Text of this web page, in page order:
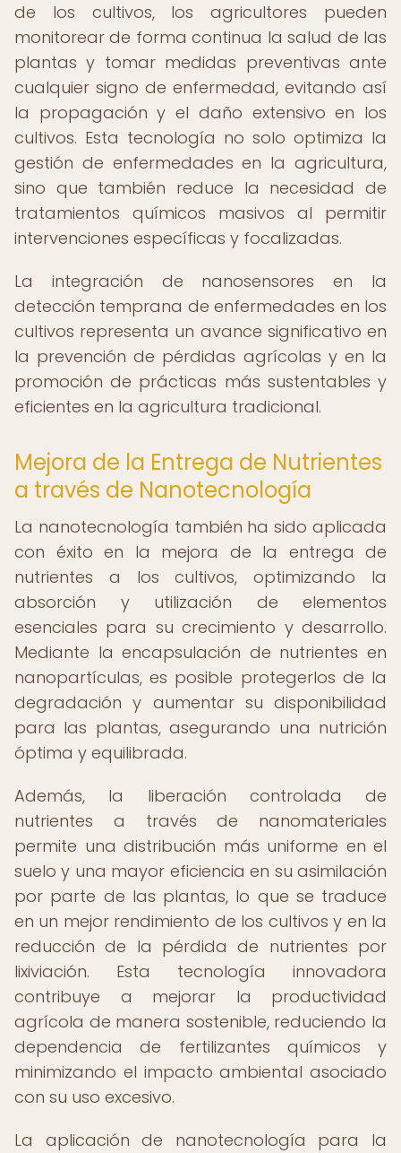
de los cultivos, los agricultores pueden
monitorear de forma continua la salud de las
plantas y tomar medidas preventivas ante
cualquier signo de enfermedad, evitando así
la propagación y el daño extensivo en los
cultivos. Esta tecnología no solo optimiza la
gestión de enfermedades en la agricultura,
sino que también reduce la necesidad de
tratamientos químicos masivos al permitir
intervenciones específicas y focalizadas.
La integración de nanosensores en la
detección temprana de enfermedades en los
cultivos representa un avance significativo en
la prevención de pérdidas agrícolas y en la
promoción de prácticas más sustentables y
eficientes en la agricultura tradicional.
Mejora de la Entrega de Nutrientes
a través de Nanotecnología
La nanotecnología también ha sido aplicada
con éxito en la mejora de la entrega de
nutrientes a los cultivos, optimizando la
absorción y utilización de elementos
esenciales para su crecimiento y desarrollo.
Mediante la encapsulación de nutrientes en
nanopartículas, es posible protegerlos de la
degradación y aumentar su disponibilidad
para las plantas, asegurando una nutrición
óptima y equilibrada.
Además, la liberación controlada de
nutrientes a través de nanomateriales
permite una distribución más uniforme en el
suelo y una mayor eficiencia en su asimilación
por parte de las plantas, lo que se traduce
en un mejor rendimiento de los cultivos y en la
reducción de la pérdida de nutrientes por
lixiviación. Esta tecnología innovadora
contribuye a mejorar la productividad
agrícola de manera sostenible, reduciendo la
dependencia de fertilizantes químicos y
minimizando el impacto ambiental asociado
con su uso excesivo.
La aplicación de nanotecnología para la